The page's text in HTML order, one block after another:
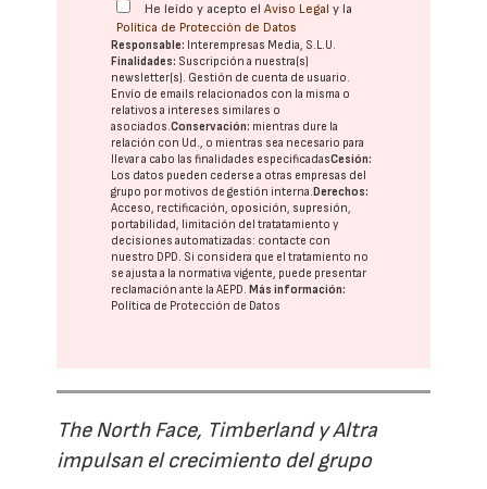
He leído y acepto elAviso Legal y la
Política de Protección de Datos
Responsable: Interempresas Media, S.L.U.
Finalidades: Suscripción a nuestra(s)
newsletter(s). Gestión de cuenta de usuario.
Envío de emails relacionados con la misma o
relativos a intereses similares o
asociados.Conservación: mientras dure la
relación con Ud., o mientras sea necesario para
llevar a cabo las finalidades especificadasCesión:
Los datos pueden cederse a otras empresas del
grupo por motivos de gestión interna. Derechos:
Acceso, rectificación, oposición, supresión,
portabilidad, limitación del tratatamiento y
decisiones automatizadas: contacte con
nuestro DPD. Si considera que el tratamiento no
se ajusta a la normativa vigente, puede presentar
reclamación ante laAEPD. Más información:
Política de Protección de Datos
The North Face, Timberland y Altra
impulsan el crecimiento del grupo